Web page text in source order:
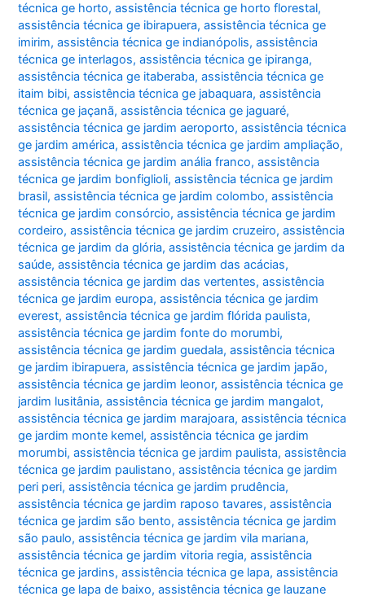
técnica ge horto,assistência técnica ge horto florestal,
assistência técnica ge ibirapuera,assistência técnica ge
imirim,assistência técnica ge indianópolis,assistência
técnica ge interlagos,assistência técnica ge ipiranga,
assistência técnica ge itaberaba,assistência técnica ge
itaim bibi,assistência técnica ge jabaquara,assistência
técnica ge jaçanã,assistência técnica ge jaguaré,
assistência técnica ge jardim aeroporto,assistência técnica
ge jardim américa,assistência técnica ge jardim ampliação,
assistência técnica ge jardim anália franco,assistência
técnica ge jardim bonfiglioli,assistência técnica ge jardim
brasil,assistência técnica ge jardim colombo,assistência
técnica ge jardim consórcio,assistência técnica ge jardim
cordeiro,assistência técnica ge jardim cruzeiro,assistência
técnica ge jardim da glória,assistência técnica ge jardim da
saúde,assistência técnica ge jardim das acácias,
assistência técnica ge jardim das vertentes,assistência
técnica ge jardim europa,assistência técnica ge jardim
everest,assistência técnica ge jardim flórida paulista,
assistência técnica ge jardim fonte do morumbi,
assistência técnica ge jardim guedala,assistência técnica
ge jardim ibirapuera,assistência técnica ge jardim japão,
assistência técnica ge jardim leonor,assistência técnica ge
jardim lusitânia,assistência técnica ge jardim mangalot,
assistência técnica ge jardim marajoara,assistência técnica
ge jardim monte kemel,assistência técnica ge jardim
morumbi,assistência técnica ge jardim paulista,assistência
técnica ge jardim paulistano,assistência técnica ge jardim
peri peri,assistência técnica ge jardim prudência,
assistência técnica ge jardim raposo tavares,assistência
técnica ge jardim são bento,assistência técnica ge jardim
são paulo,assistência técnica ge jardim vila mariana,
assistência técnica ge jardim vitoria regia,assistência
técnica ge jardins,assistência técnica ge lapa,assistência
técnica ge lapa de baixo,assistência técnica ge lauzane